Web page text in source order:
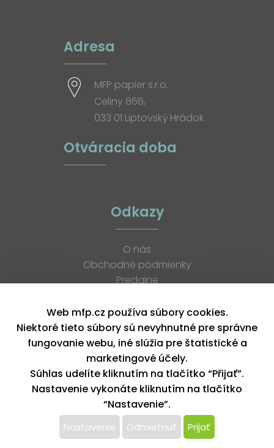
Adresa
MFP papier s.r.o.
Celiny 866,
033 01 Liptovský Hrádok
Otváracia doba
Odkazy
O nás
Obchodné podmienky
Predajne
K stiahnutiu
Blog
Kontakt
Kariéra
XML feed
Copyright © 2026, MFP paper s. r. o. | Všetky práva vyhradené
design by MFP
Tento web používa k poskytovaniu služieb,
Web mfp.cz používa súbory cookies.
Niektoré tieto súbory sú nevyhnutné pre správne
fungovanie webu, iné slúžia pre štatistické a
marketingové účely.
Súhlas udelíte kliknutím na tlačítko “Přijať”.
Nastavenie vykonáte kliknutím na tlačítko
“Nastavenie”.
Nastavenie Odmietnuť Prijať